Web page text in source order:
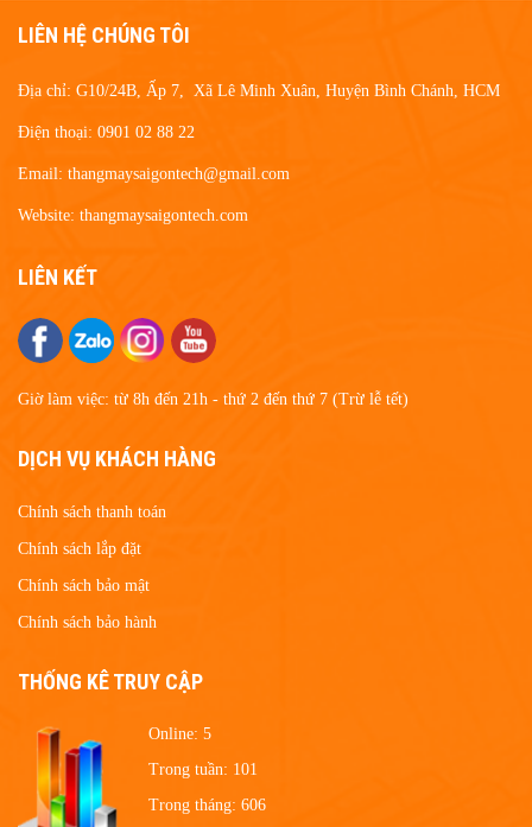
LIÊN HỆ CHÚNG TÔI
Địa chỉ: G10/24B, Ấp 7, Xã Lê Minh Xuân, Huyện Bình Chánh, HCM
Điện thoại: 0901 02 88 22
Email: thangmaysaigontech@gmail.com
Website: thangmaysaigontech.com
LIÊN KẾT
Giờ làm việc: từ 8h đến 21h - thứ 2 đến thứ 7 (Trừ lễ tết)
DỊCH VỤ KHÁCH HÀNG
Chính sách thanh toán
Chính sách lắp đặt
Chính sách bảo mật
Chính sách bảo hành
THỐNG KÊ TRUY CẬP
Online: 5
Trong tuần: 101
Trong tháng: 606